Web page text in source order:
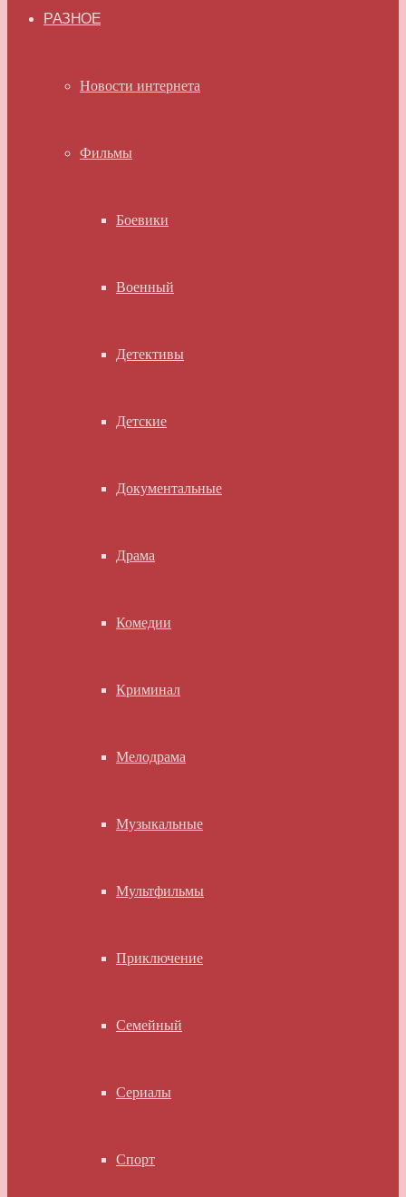
РАЗНОЕ
Новости интернета
Фильмы
Боевики
Военный
Детективы
Детские
Документальные
Драма
Комедии
Криминал
Мелодрама
Музыкальные
Мультфильмы
Приключение
Семейный
Сериалы
Спорт